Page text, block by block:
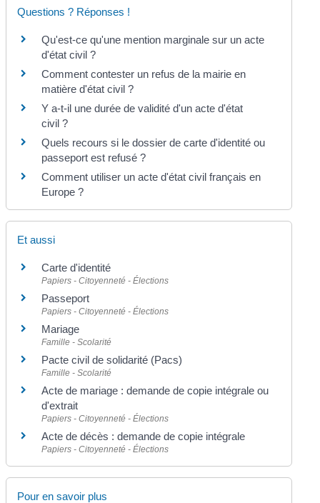
Questions ? Réponses !
Qu'est-ce qu'une mention marginale sur un acte
d'état civil ?
Comment contester un refus de la mairie en
matière d'état civil ?
Y a-t-il une durée de validité d'un acte d'état
civil ?
Quels recours si le dossier de carte d'identité ou
passeport est refusé ?
Comment utiliser un acte d'état civil français en
Europe ?
Et aussi
Carte d'identité
Papiers - Citoyenneté - Élections
Passeport
Papiers - Citoyenneté - Élections
Mariage
Famille - Scolarité
Pacte civil de solidarité (Pacs)
Famille - Scolarité
Acte de mariage : demande de copie intégrale ou
d'extrait
Papiers - Citoyenneté - Élections
Acte de décès : demande de copie intégrale
Papiers - Citoyenneté - Élections
Pour en savoir plus